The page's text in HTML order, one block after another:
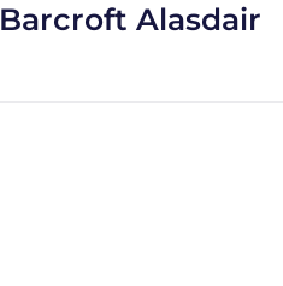
Barcroft Alasdair